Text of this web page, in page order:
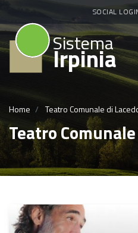
SOCIAL
Sistema
Irpinia
Home Teatro Comunale di
Teatro